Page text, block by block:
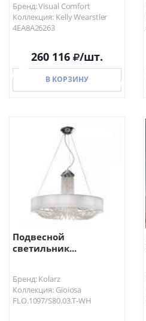
Бренд: Visual Comfort
Коллекция: Kelly Wearstler
4EA8A26263
260 116 /шт.
В КОРЗИНУ
В КОРЗИНУ
Подвесной
светильник...
Бренд: Kolarz
Коллекция: Gioiosa
FLO.1097/S80.03.T-WH